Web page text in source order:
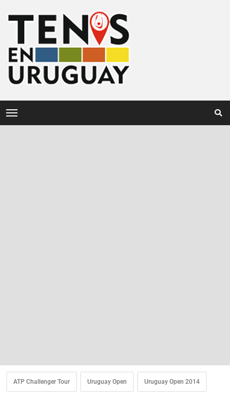
ATP Challenger Tour Uruguay Open Uruguay Open 2014